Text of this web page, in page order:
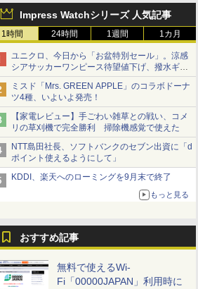
Impress Watchシリーズ 人気記事
1時間 24時間 1週間 1カ月
ユニクロ、今日から「お盆特別セール」。涼感
シアサッカーワンピース待望値下げ、撥水ギア
ショーツは1990円に
ミスド「Mrs. GREEN APPLE」のコラボドーナ
ツ4種、いよいよ発売！
【家電レビュー】手ごわい雑草との戦い、コメ
リの草刈機で完全勝利 掃除機感覚で使えた
NTT島田社長、ソフトバンクのセブン出資に「d
ポイント使えるようにして」
KDDI、楽天へのローミングを9月末で終了
もっと見る
おすすめ記事
無料で使えるWi-
Fi「00000JAPAN」利用時に